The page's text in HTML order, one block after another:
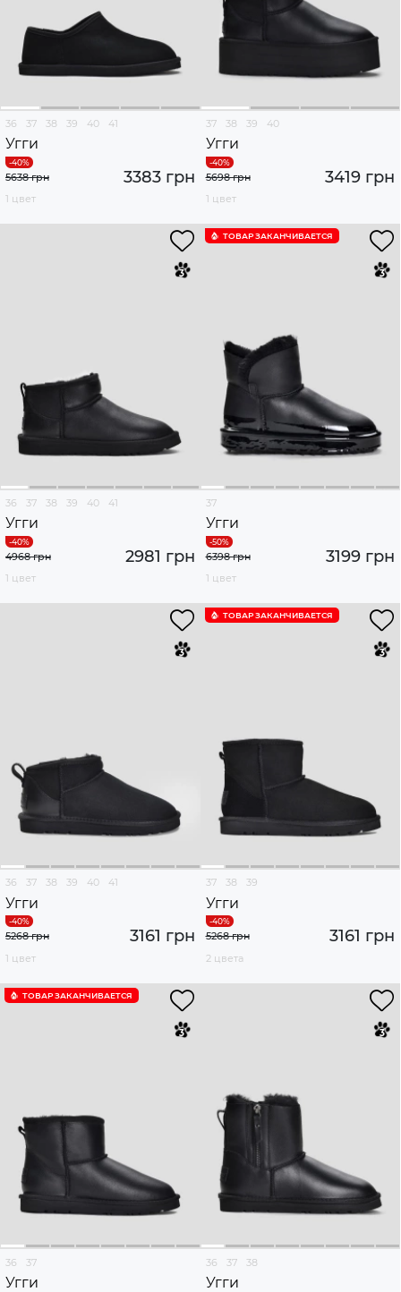
36 37 38 39 40 41
Угги
3383 грн
5638 грн
1 цвет
37 38 39 40
Угги
3419 грн
5698 грн
1 цвет
36 37 38 39 40 41
Угги
2981 грн
4968 грн
1 цвет
ТОВАР ЗАКАНЧИВАЕТСЯ
37
Угги
3199 грн
6398 грн
1 цвет
36 37 38 39 40 41
Угги
3161 грн
5268 грн
1 цвет
ТОВАР ЗАКАНЧИВАЕТСЯ
37 38 39
Угги
3161 грн
5268 грн
2 цвета
ТОВАР ЗАКАНЧИВАЕТСЯ
36 37
Угги
36 37 38
Угги